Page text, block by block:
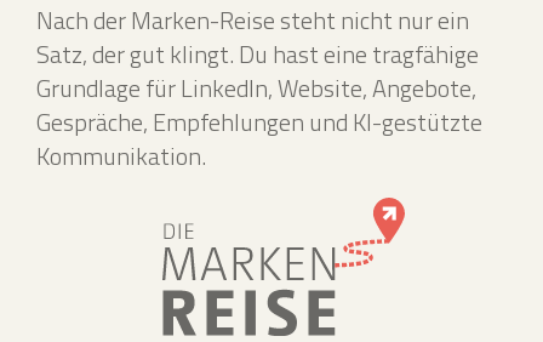
Nach der Marken-Reise steht nicht nur ein
Satz, der gut klingt. Du hast eine tragfähige
Grundlage für LinkedIn, Website, Angebote,
Gespräche, Empfehlungen und KI-gestützte
Kommunikation.